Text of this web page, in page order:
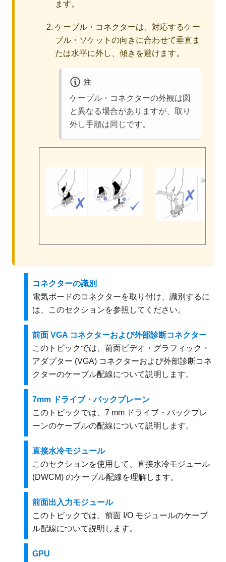
ます。
ケーブル・コネクターは、対応するケー
ブル・ソケットの向きに合わせて垂直ま
たは水平に外し、傾きを避けます。
注
ケーブル・コネクターの外観は図
と異なる場合がありますが、取り
外し手順は同じです。
コネクターの識別
電気ボードのコネクターを取り付け、識別するに
は、このセクションを参照してください。
前面 VGA コネクターおよび外部診断コネクター
このトピックでは、前面ビデオ・グラフィック・
アダプター (VGA) コネクターおよび外部診断コネ
クターのケーブル配線について説明します。
7mm ドライブ・バックプレーン
このトピックでは、7 mm ドライブ・バックプレ
ーンのケーブルの配線について説明します。
直接水冷モジュール
このセクションを使用して、 直接水冷モジュール
(DWCM) のケーブル配線を理解します。
前面出入力モジュール
このトピックでは、前面 I/O モジュールのケーブ
ル配線について説明します。
GPU